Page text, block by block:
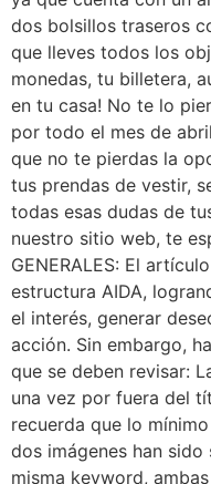
dos bolsillos traseros
que lleves todos los
monedas, tu billetera,
en tu casa! No te lo
por todo el mes de
que no te pierdas la
tus prendas de vestir,
todas esas dudas de
nuestro sitio web, te
GENERALES: El
estructura AIDA,
el interés, generar
acción. Sin embargo,
que se deben revisar:
una vez por fuera del
recuerda que lo
dos imágenes han
misma keyword,